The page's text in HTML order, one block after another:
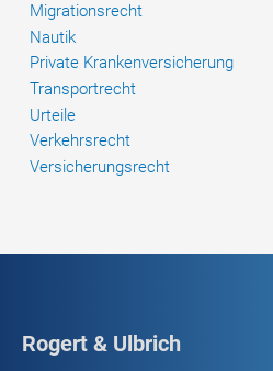
Migrationsrecht
Nautik
Private Krankenversicherung
Transportrecht
Urteile
Verkehrsrecht
Versicherungsrecht
Rogert & Ulbrich